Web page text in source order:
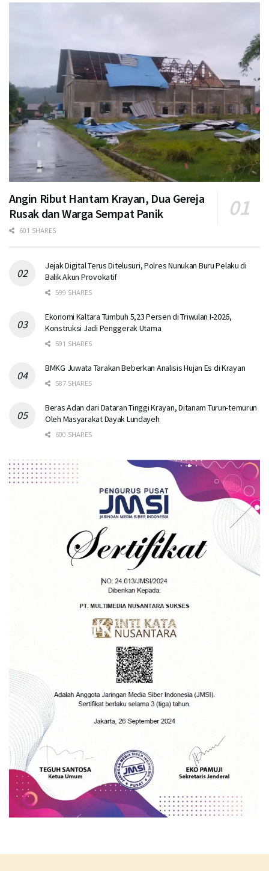
Angin Ribut Hantam Krayan, Dua Gereja
Rusak dan Warga Sempat Panik
601 SHARES
Jejak Digital Terus Ditelusuri, Polres Nunukan Buru Pelaku di
Balik Akun Provokatif
599 SHARES
Ekonomi Kaltara Tumbuh 5,23 Persen di Triwulan I-2026,
Konstruksi Jadi Penggerak Utama
591 SHARES
BMKG Juwata Tarakan Beberkan Analisis Hujan Es di Krayan
587 SHARES
Beras Adan dari Dataran Tinggi Krayan, Ditanam Turun-temurun
Oleh Masyarakat Dayak Lundayeh
600 SHARES